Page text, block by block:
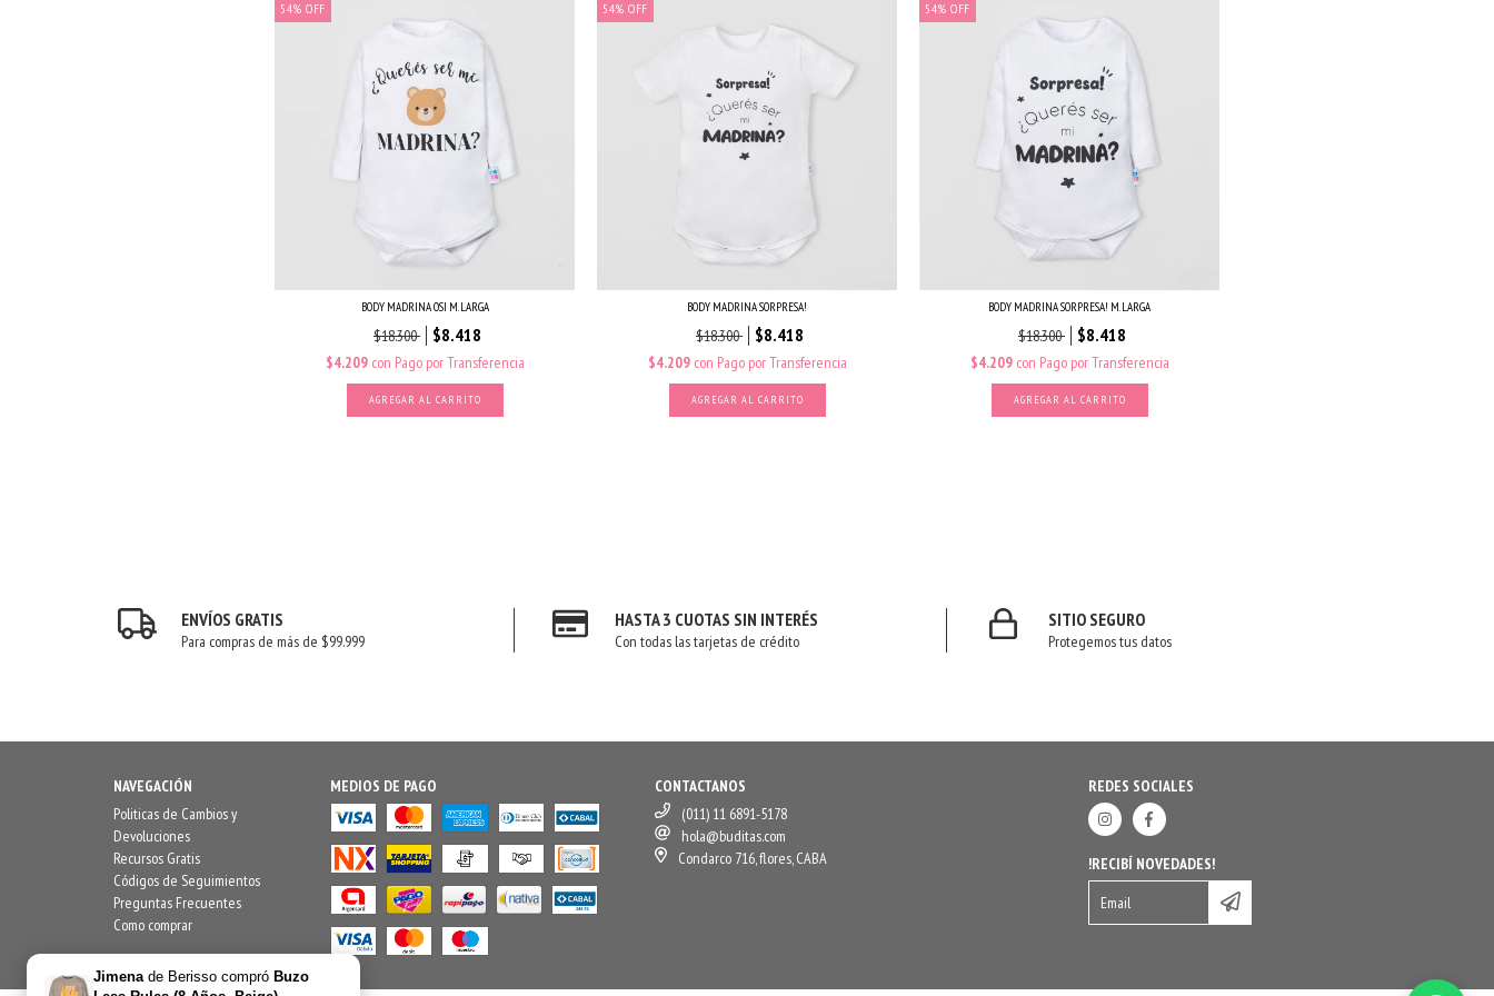
54% OFF
BODY MADRINA OSI M. LARGA
$18.300 $8.418
$4.209 con Pago por Transferencia
AGREGAR AL CARRITO
54% OFF
BODY MADRINA SORPRESA!
$18.300 $8.418
$4.209 con Pago por Transferencia
AGREGAR AL CARRITO
54% OFF
BODY MADRINA SORPRESA! M. LARGA
$18.300 $8.418
$4.209 con Pago por Transferencia
AGREGAR AL CARRITO
ENVÍOS GRATIS
Para compras de más de $99.999
HASTA 3 CUOTAS SIN INTERÉS
Con todas las tarjetas de crédito
SITIO SEGURO
Protegemos tus datos
NAVEGACIÓN
Politicas de Cambios y
Devoluciones
Recursos Gratis
Códigos de Seguimientos
Preguntas Frecuentes
Como comprar
MEDIOS DE PAGO
CONTACTANOS
(011) 11 6891-5178
hola@buditas.com
Condarco 716, flores, CABA
REDES SOCIALES
!RECIBÍ NOVEDADES!
Jimena de Berisso compró Buzo